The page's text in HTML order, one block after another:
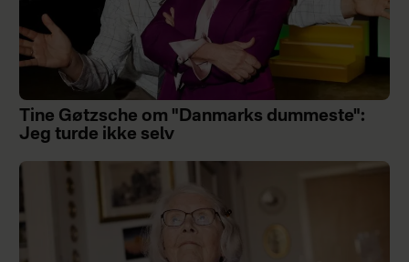
Tine Gøtzsche om "Danmarks dummeste":
Jeg turde ikke selv